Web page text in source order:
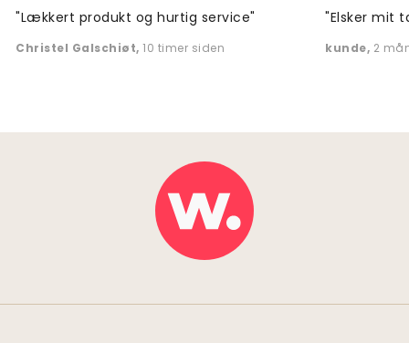
"Lækkert produkt og hurtig service"
Christel Galschiøt, 10 timer siden
"Elsker mit
kunde, 2